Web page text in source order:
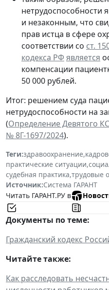
нетрудоспособности
и незаконным, что
прав истца в сфере
соответствии со ст.
кодекса РФ является
компенсации
50 000 рублей.
Итог: решением суда
нетрудоспособности на
(Определение Девятого
№ 8Г-1697/2024).
Теги:здравоохранение,
практические ситуации,
судебная практика,трудовые
Источник:Система ГАРАНТ
Читать ГАРАНТ.РУ в
Документы по теме:
Гражданский кодекс
Читайте также:
Как расследовать